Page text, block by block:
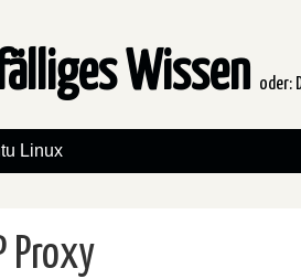
Wissen oder:
Linux
Proxy